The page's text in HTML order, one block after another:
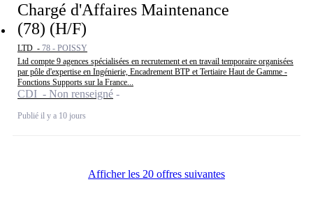
Chargé d'Affaires Maintenance
(78) (H/F)
LTD - 78 - POISSY
Ltd compte 9 agences spécialisées en recrutement et en travail temporaire organisées
par pôle d'expertise en Ingénierie, Encadrement BTP et Tertiaire Haut de Gamme -
Fonctions Supports sur la France...
CDI - Non renseigné
Publié il y a 10 jours
Afficher les 20 offres suivantes